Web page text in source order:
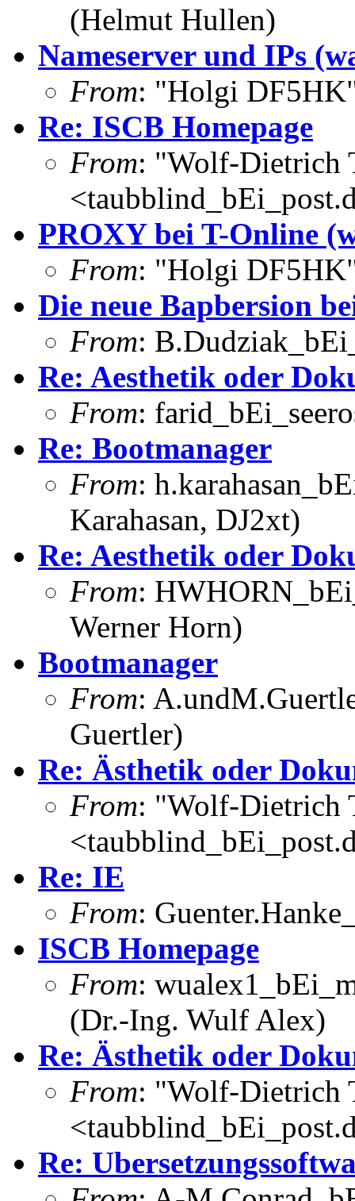
(Helmut Hullen)
Nameserver und IPs
From: "Holgi
Re: ISCB Homepage
From: "Wolf-Dietrich
PROXY bei T-Online
From: "Holgi
Die neue Bapbersion
From:
Re: Aesthetik oder
From:
Re: Bootmanager
From:
Karahasan, DJ2xt)
Re: Aesthetik oder
From:
Werner Horn)
Bootmanager
From:
Guertler)
Re: Ästhetik oder
From: "Wolf-Dietrich
Re: IE
From:
ISCB Homepage
From:
(Dr.-Ing. Wulf Alex)
Re: Ästhetik oder
From: "Wolf-Dietrich
Re: